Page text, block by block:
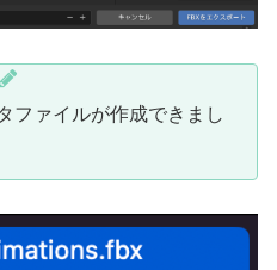
ファイルが作成できまし